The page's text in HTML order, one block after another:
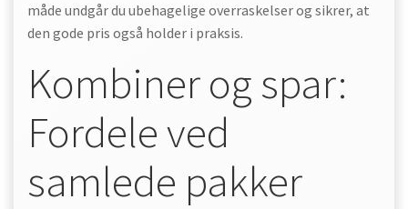
måde undgår du ubehagelige overraskelser og sikrer, at
den gode pris også holder i praksis.
Kombiner og spar:
Fordele ved
samlede pakker